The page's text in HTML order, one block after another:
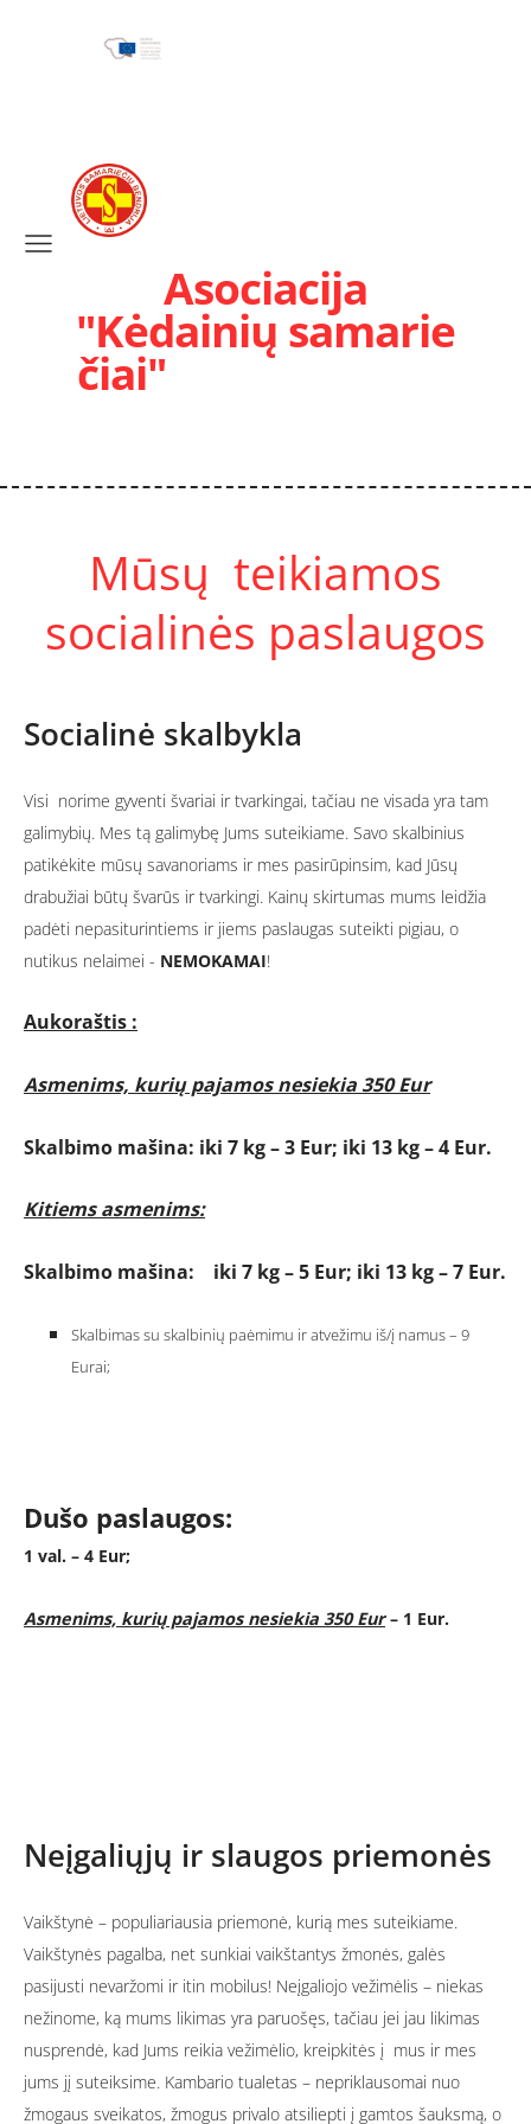
Asociacija
"Kėdainių samarie
čiai"
Mūsų teikiamos
socialinės paslaugos
Socialinė skalbykla
Visi norime gyventi švariai ir tvarkingai, tačiau ne visada yra tam
galimybių. Mes tą galimybę Jums suteikiame. Savo skalbinius
patikėkite mūsų savanoriams ir mes pasirūpinsim, kad Jūsų
drabužiai būtų švarūs ir tvarkingi. Kainų skirtumas mums leidžia
padėti nepasiturintiems ir jiems paslaugas suteikti pigiau, o
nutikus nelaimei - NEMOKAMAI!
Aukoraštis :
Asmenims, kurių pajamos nesiekia 350 Eur
Skalbimo mašina: iki 7 kg – 3 Eur; iki 13 kg – 4 Eur.
Kitiems asmenims:
Skalbimo mašina: iki 7 kg – 5 Eur; iki 13 kg – 7 Eur.
Skalbimas su skalbinių paėmimu ir atvežimu iš/į namus – 9
Eurai;
Dušo paslaugos:
1 val. – 4 Eur;
Asmenims, kurių pajamos nesiekia 350 Eur– 1 Eur.
Neįgaliųjų ir slaugos priemonės
Vaikštynė – populiariausia priemonė, kurią mes suteikiame.
Vaikštynės pagalba, net sunkiai vaikštantys žmonės, galės
pasijusti nevaržomi ir itin mobilus! Neįgaliojo vežimėlis – niekas
nežinome, ką mums likimas yra paruošęs, tačiau jei jau likimas
nusprendė, kad Jums reikia vežimėlio, kreipkitės į mus ir mes
jums jį suteiksime. Kambario tualetas – nepriklausomai nuo
žmogaus sveikatos, žmogus privalo atsiliepti į gamtos šauksmą, o